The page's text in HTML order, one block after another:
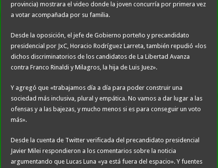
provincia) mostrara el video donde la joven concurría por primera vez
a votar acompañada por su familia.
Desde la oposición, el jefe de Gobierno porteño y precandidato
presidencial por JxC, Horacio Rodríguez Larreta, también repudió «los
dichos discriminatorios de los candidatos de La Libertad Avanza
contra Franco Rinaldi y Milagros, la hija de Luis Juez».
Y agregó que «trabajamos día a día para poder construir una
sociedad más inclusiva, plural y empática. No vamos a dar lugar a las
ofensas y a las bajezas, y mucho menos si es para conseguir un voto
más».
Desde la cuenta de Twitter verificada del precandidato presidencial
Javier Milei respondieron a los comentarios sobre la noticia
argumentando que Lucas Luna «ya está fuera del espacio». Y fuentes